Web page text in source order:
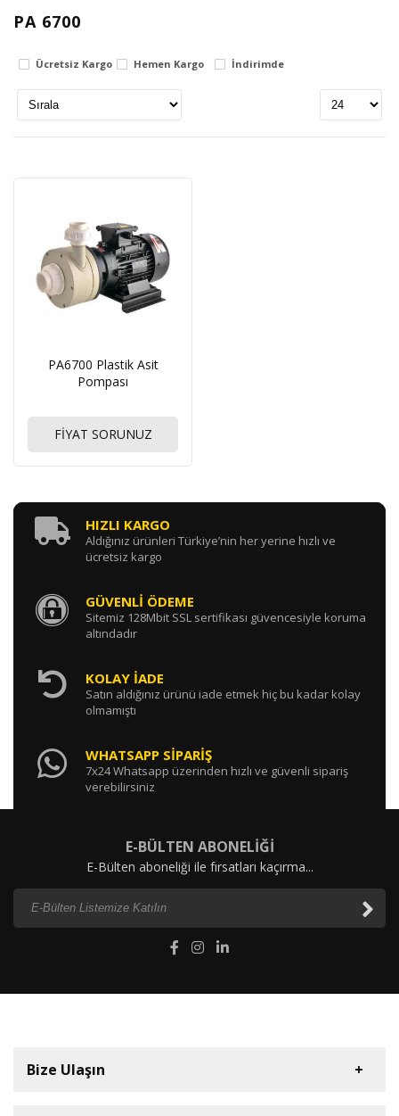
Fiyat Aralığı
PA 6700
Ücretsiz Kargo Hemen Kargo İndirimde
PA6700 Plastik Asit
Pompası
FİYAT SORUNUZ
HIZLI KARGO
Aldığınız ürünleri Türkiye’nin her yerine hızlı ve
ücretsiz kargo
GÜVENLİ ÖDEME
Sitemiz 128Mbit SSL sertifikası güvencesiyle koruma
altındadır
KOLAY İADE
Satın aldığınız ürünü iade etmek hiç bu kadar kolay
olmamıştı
WHATSAPP SİPARİŞ
7x24 Whatsapp üzerinden hızlı ve güvenli sipariş
verebilirsiniz
E-BÜLTEN ABONELİĞİ
E-Bülten aboneliği ile fırsatları kaçırma...
Bize Ulaşın